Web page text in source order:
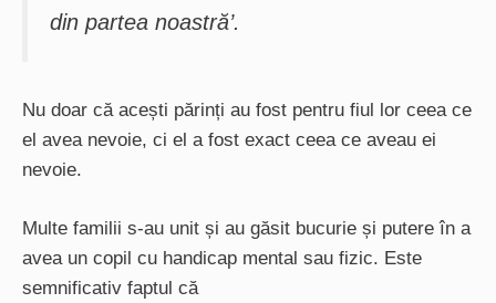
din partea noastră’.
Nu doar că acești părinți au fost pentru fiul lor ceea ce
el avea nevoie, ci el a fost exact ceea ce aveau ei
nevoie.
Multe familii s-au unit și au găsit bucurie și putere în a
avea un copil cu handicap mental sau fizic. Este
semnificativ faptul că